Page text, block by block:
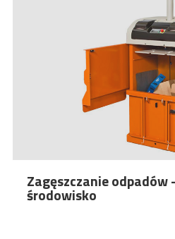
Zagęszczanie odpadów
środowisko